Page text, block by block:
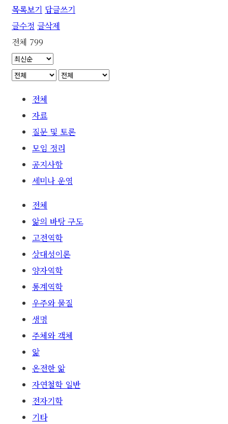
목록보기 답글쓰기
글수정 글삭제
전체 799
전체
자료
질문 및 토론
모임 정리
공지사항
세미나 운영
전체
앎의 바탕 구도
고전역학
상대성이론
양자역학
통계역학
우주와 물질
생명
주체와 객체
앎
온전한 앎
자연철학 일반
전자기학
기타